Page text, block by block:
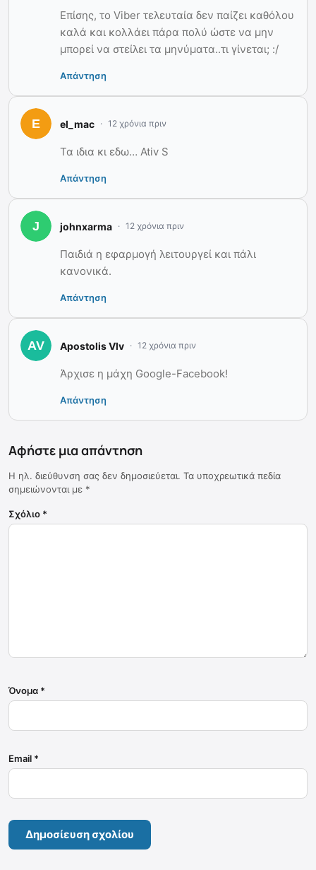
Επίσης, το Viber τελευταία δεν παίζει καθόλου
καλά και κολλάει πάρα πολύ ώστε να μην
μπορεί να στείλει τα μηνύματα..τι γίνεται; :/
Απάντηση
el_mac 12 χρόνια πριν
Τα ιδια κι εδω… Ativ S
Απάντηση
johnxarma 12 χρόνια πριν
Παιδιά η εφαρμογή λειτουργεί και πάλι
κανονικά.
Απάντηση
Apostolis Vlv 12 χρόνια πριν
Άρχισε η μάχη Google-Facebook!
Απάντηση
Αφήστε μια απάντηση
Η ηλ. διεύθυνση σας δεν δημοσιεύεται. Τα υποχρεωτικά πεδία
σημειώνονται με *
Σχόλιο *
Όνομα *
Email *